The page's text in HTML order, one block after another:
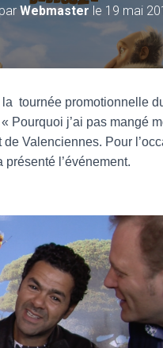
Webmaster le 19 mai
la tournée promotionnelle
Pourquoi j’ai pas mangé
Valenciennes. Pour
présenté l’événement.